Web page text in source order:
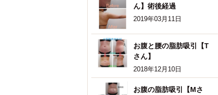
ん】術後経過
2019年03月11日
お腹と腰の脂肪吸引【T
さん】
2018年12月10日
お腹の脂肪吸引【Mさ